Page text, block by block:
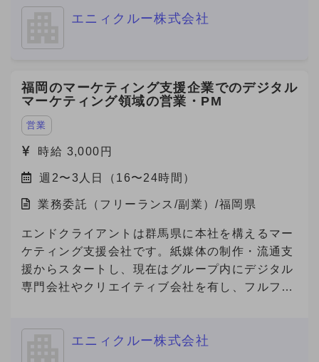
エニィクルー株式会社
福岡のマーケティング支援企業でのデジタル
マーケティング領域の営業・PM
営業
時給 3,000円
週2〜3人日（16〜24時間）
業務委託（フリーランス/副業）/福岡県
エンドクライアントは群馬県に本社を構えるマー
ケティング支援会社です。紙媒体の制作・流通支
援からスタートし、現在はグループ内にデジタル
専門会社やクリエイティブ会社を有し、フルファ
ケティング領域の営業・提案・実行体制を確立す
エニィクルー株式会社